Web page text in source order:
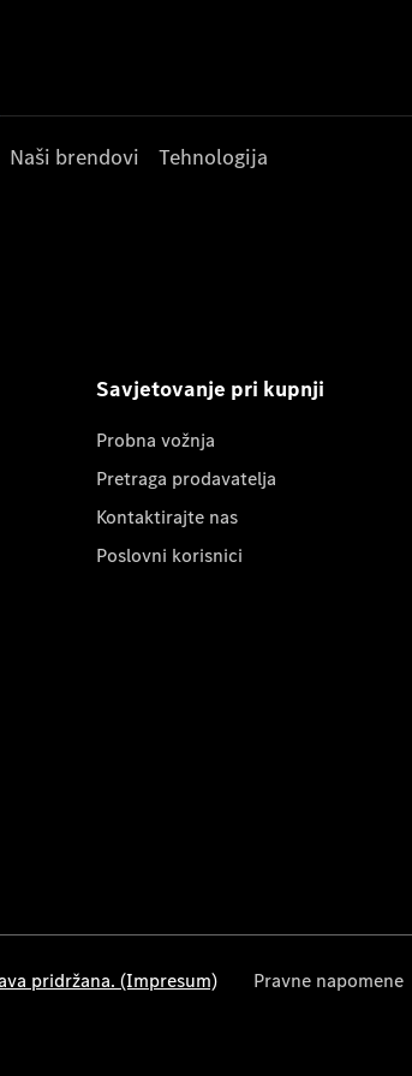
Naši brendovi Tehnologija
Savjetovanje pri kupnji
Probna vožnja
Pretraga prodavatelja
Kontaktirajte nas
Poslovni korisnici
pridržana. (Impresum) Pravne napomene